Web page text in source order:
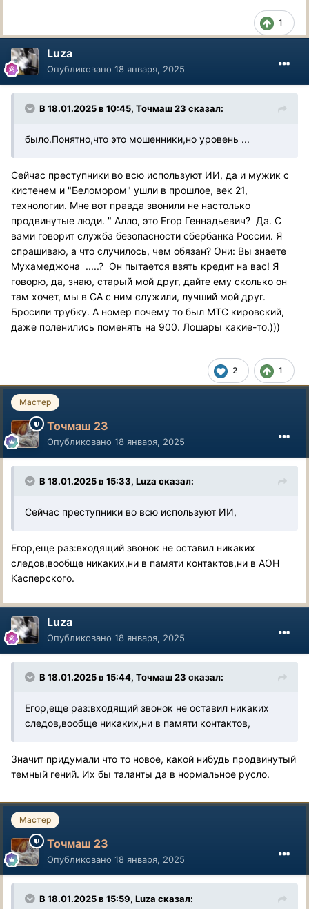
1
Luza
Опубликовано 18 января, 2025
В 18.01.2025 в 10:45, Точмаш 23 сказал:
было.Понятно,что это мошенники,но уровень ...
Сейчас преступники во всю используют ИИ, да и мужик с
кистенем и "Беломором" ушли в прошлое, век 21,
технологии. Мне вот правда звонили не настолько
продвинутые люди. " Алло, это Егор Геннадьевич? Да. С
вами говорит служба безопасности сбербанка России. Я
спрашиваю, а что случилось, чем обязан? Они: Вы знаете
Мухамеджона .....? Он пытается взять кредит на вас! Я
говорю, да, знаю, старый мой друг, дайте ему сколько он
там хочет, мы в СА с ним служили, лучший мой друг.
Бросили трубку. А номер почему то был МТС кировский,
даже поленились поменять на 900. Лошары какие-то.)))
2 1
Мастер
Точмаш 23
Опубликовано 18 января, 2025
В 18.01.2025 в 15:33, Luza сказал:
Сейчас преступники во всю используют ИИ,
Егор,еще раз:входящий звонок не оставил никаких
следов,вообще никаких,ни в памяти контактов,ни в АОН
Касперского.
Luza
Опубликовано 18 января, 2025
В 18.01.2025 в 15:44, Точмаш 23 сказал:
Егор,еще раз:входящий звонок не оставил никаких
следов,вообще никаких,ни в памяти контактов,
Значит придумали что то новое, какой нибудь продвинутый
темный гений. Их бы таланты да в нормальное русло.
Мастер
Точмаш 23
Опубликовано 18 января, 2025
В 18.01.2025 в 15:59, Luza сказал: